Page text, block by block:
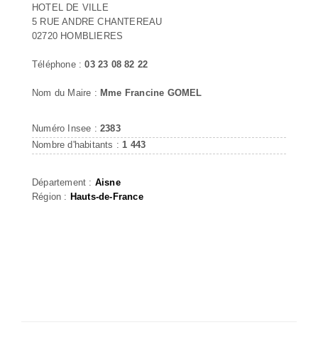
HOTEL DE VILLE
5 RUE ANDRE CHANTEREAU
02720 HOMBLIERES
Téléphone :03 23 08 82 22
Nom du Maire : Mme Francine GOMEL
Numéro Insee : 2383
Nombre d'habitants : 1 443
Département : Aisne
Région : Hauts-de-France